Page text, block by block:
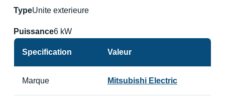
TypeUnite exterieure
Puissance6 kW
Specification Valeur
Marque Mitsubishi Electric